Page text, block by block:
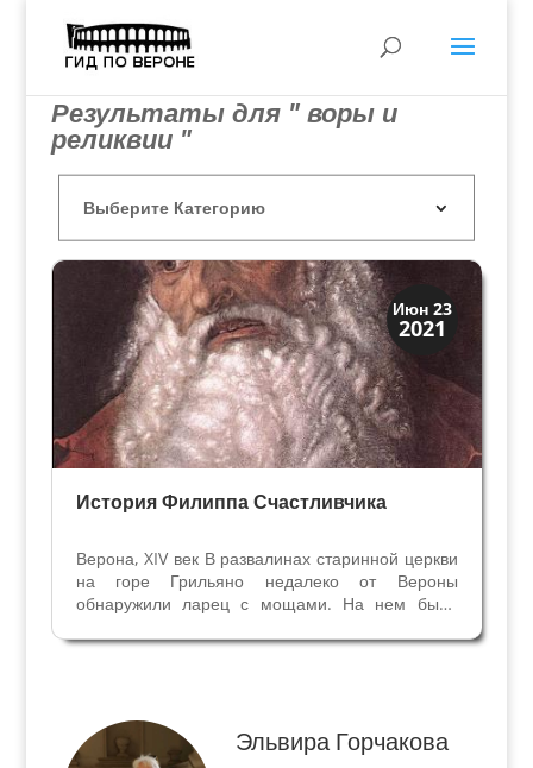
Результаты для " воры и
реликвии "
Июн 23
2021
Верона
Веронцы
История Филиппа Счастливчика
Верона, XIV век В развалинах старинной церкви
на горе Грильяно недалеко от Вероны
обнаружили ларец с мощами. На нем было
старший или Иаков Заведеев – старший брат
Эльвира Горчакова